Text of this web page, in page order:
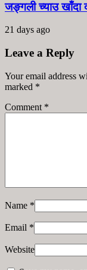
जङ्गली च्याउ खाँदा
21 days ago
Leave a Reply
Your email address
marked *
Comment *
Name *
Email *
Website